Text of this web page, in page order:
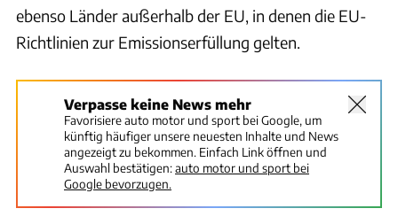
ebenso Länder außerhalb der EU, in denen die EU-
Richtlinien zur Emissionserfüllung gelten.
Verpasse keine News mehr
Favorisiere auto motor und sport bei Google, um
künftig häufiger unsere neuesten Inhalte und News
angezeigt zu bekommen. Einfach Link öffnen und
Auswahl bestätigen:auto motor und sport bei
Google bevorzugen.